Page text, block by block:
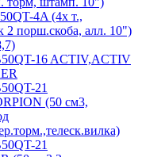
4A (4х т.,
2 порш.скоба, алл. 10")
16 ACTIV,ACTIV
21
(50 см3,
21